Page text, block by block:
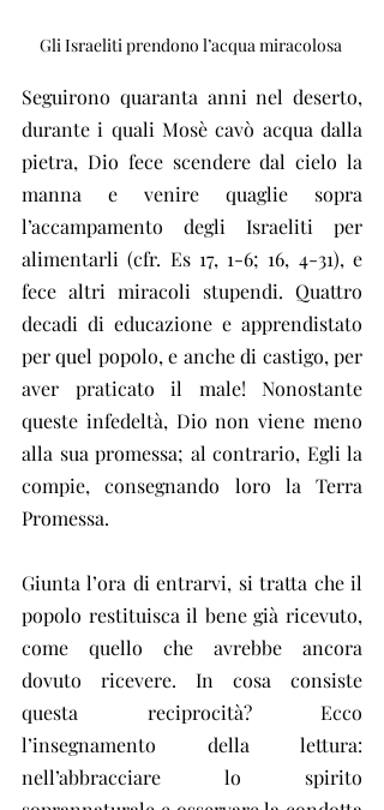
Gli Israeliti prendono l’acqua miracolosa
Seguirono quaranta anni nel deserto,
durante i quali Mosè cavò acqua dalla
pietra, Dio fece scendere dal cielo la
manna e venire quaglie sopra
l’accampamento degli Israeliti per
alimentarli (cfr. Es 17, 1-6; 16, 4-31), e
fece altri miracoli stupendi. Quattro
decadi di educazione e apprendistato
per quel popolo, e anche di castigo, per
aver praticato il male! Nonostante
queste infedeltà, Dio non viene meno
alla sua promessa; al contrario, Egli la
compie, consegnando loro la Terra
Promessa.
Giunta l’ora di entrarvi, si tratta che il
popolo restituisca il bene già ricevuto,
come quello che avrebbe ancora
dovuto ricevere. In cosa consiste
questa reciprocità? Ecco
l’insegnamento della lettura:
nell’abbracciare lo spirito